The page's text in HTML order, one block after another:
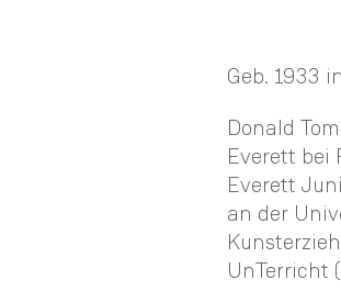
Geb. 1933
Donald
Everett bei
Everett
an der
UnTerricht